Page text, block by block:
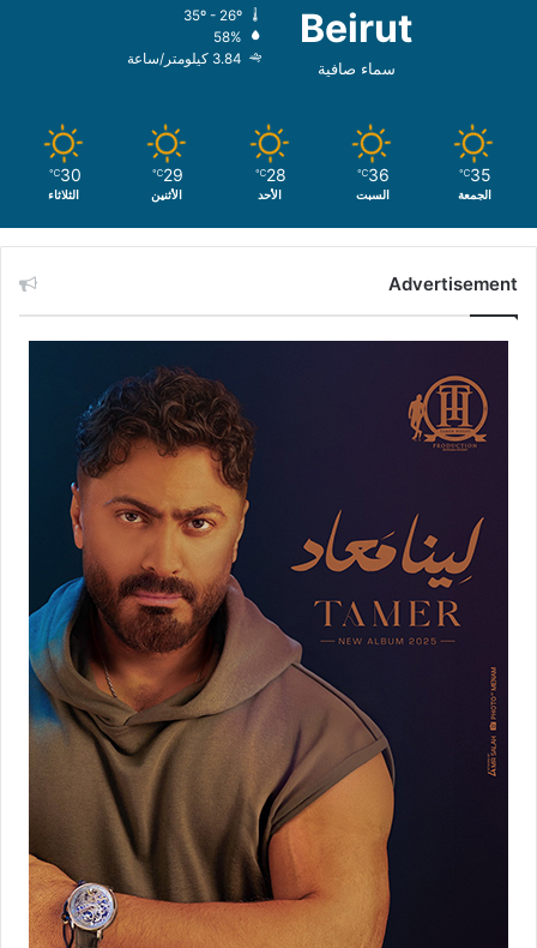
Beirut
سماء صافية
58%
3.84 كيلومتر/ساعة
35
℃
الجمعة
36
℃
السبت
28
℃
الأحد
29
℃
الأثنين
30
℃
الثلاثاء
Advertisement